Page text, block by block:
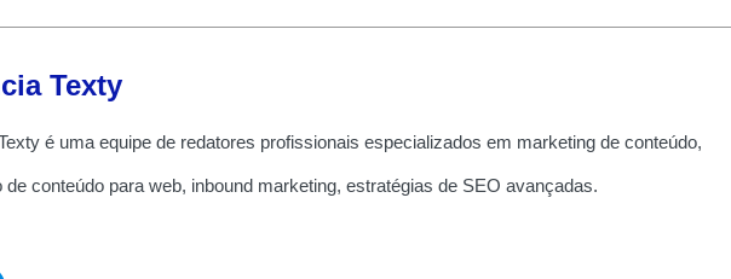
Texty
é uma equipe de redatores profissionais especializados em marketing de conteúdo,
de conteúdo para web, inbound marketing, estratégias de SEO avançadas.